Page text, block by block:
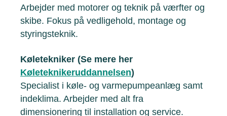
Arbejder med motorer og teknik på værfter og
skibe. Fokus på vedligehold, montage og
styringsteknik.
Køletekniker (Se mere her
Køleteknikeruddannelsen)
Specialist i køle- og varmepumpeanlæg samt
indeklima. Arbejder med alt fra
dimensionering til installation og service.